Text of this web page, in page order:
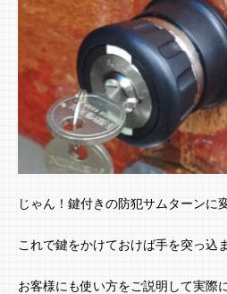
じゃん！鍵付きの防犯サムターンに
これで鍵をかけておけば手を突っ込
お客様にも使い方をご説明して実際